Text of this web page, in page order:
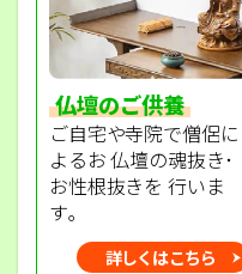
仏壇のご供養
ご自宅や寺院で僧侶に
よるお 仏壇の魂抜き･
お性根抜きを 行いま
す｡
詳しくはこちら